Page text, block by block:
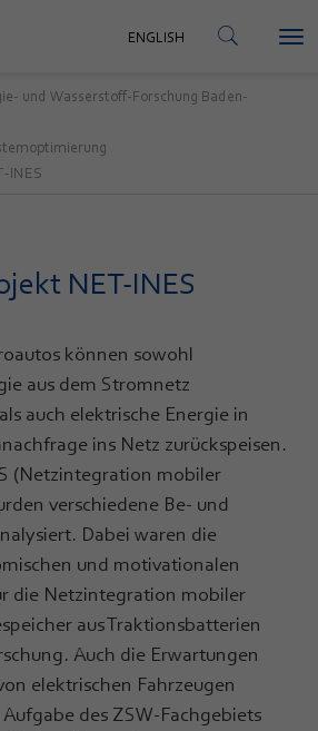
KONTAKT
ENGLISH
und Wasserstoff-Forschung Baden-
INES
NET-INES
können sowohl
aus dem Stromnetz
auch elektrische Energie in
ins Netz zurückspeisen.
(Netzintegration mobiler
verschiedene Be- und
Dabei waren die
und motivationalen
die Netzintegration mobiler
aus Traktionsbatterien
Auch die Erwartungen
elektrischen Fahrzeugen
des ZSW-Fachgebiets